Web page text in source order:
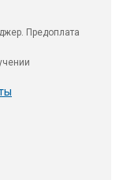
Предоплата